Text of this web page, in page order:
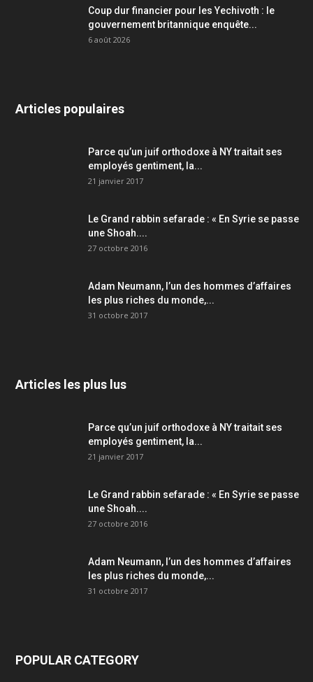
Coup dur financier pour les Yechivoth : le
gouvernement britannique enquête...
6 août 2026
Articles populaires
Parce qu’un juif orthodoxe à NY traitait ses
employés gentiment, la...
21 janvier 2017
Le Grand rabbin sefarade : « En Syrie se passe
une Shoah....
27 octobre 2016
Adam Neumann, l’un des hommes d’affaires
les plus riches du monde,...
31 octobre 2017
Articles les plus lus
Parce qu’un juif orthodoxe à NY traitait ses
employés gentiment, la...
21 janvier 2017
Le Grand rabbin sefarade : « En Syrie se passe
une Shoah....
27 octobre 2016
Adam Neumann, l’un des hommes d’affaires
les plus riches du monde,...
31 octobre 2017
POPULAR CATEGORY